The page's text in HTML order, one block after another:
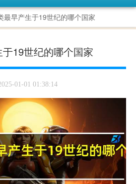
最早产生于19世纪的哪个国家
19世纪的哪个国家
01-01 01:38:14